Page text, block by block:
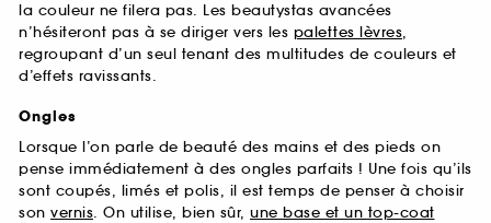
la couleur ne filera pas. Les beautystas avancées
n’hésiteront pas à se diriger vers les palettes lèvres,
regroupant d’un seul tenant des multitudes de couleurs et
d’effets ravissants.
Ongles
Lorsque l’on parle de beauté des mains et des pieds on
pense immédiatement à des ongles parfaits ! Une fois qu’ils
sont coupés, limés et polis, il est temps de penser à choisir
son vernis. On utilise, bien sûr, une base et un top-coat